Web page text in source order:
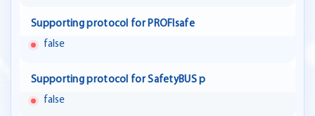
Supporting protocol for PROFIsafe
false
Supporting protocol for SafetyBUS p
false